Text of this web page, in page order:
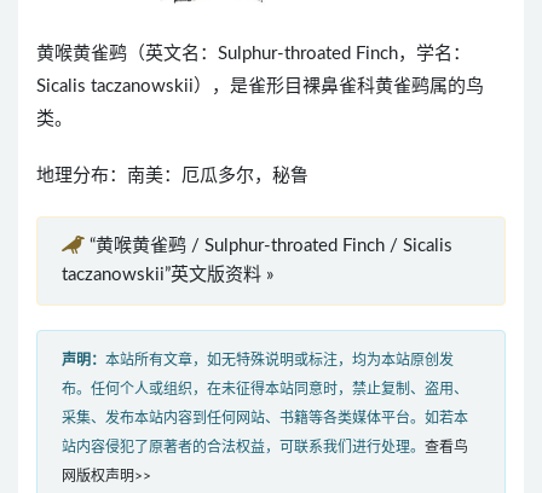
黄喉黄雀鹀（英文名：Sulphur-throated Finch，学名：
Sicalis taczanowskii），是雀形目裸鼻雀科黄雀鹀属的鸟
类。
地理分布：南美：厄瓜多尔，秘鲁
“黄喉黄雀鹀 / Sulphur-throated Finch / Sicalis
taczanowskii”英文版资料 »
声明： 本站所有文章，如无特殊说明或标注，均为本站原创发
布。任何个人或组织，在未征得本站同意时，禁止复制、盗用、
采集、发布本站内容到任何网站、书籍等各类媒体平台。如若本
站内容侵犯了原著者的合法权益，可联系我们进行处理。 查看鸟
网版权声明>>